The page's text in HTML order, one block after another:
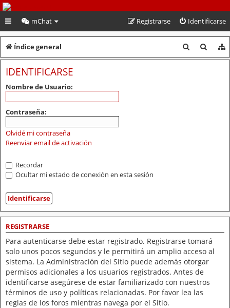
PeruVoley.com
mChat Identificarse
Registrarse
Índice general
u
u
IDENTIFICARSE
Nombre de Usuario:
Contraseña:
Olvidé mi contraseña
Reenviar email de activación
Recordar
Ocultar mi estado de conexión en esta sesión
REGISTRARSE
Para autenticarse debe estar registrado. Registrarse tomará
solo unos pocos segundos y le permitirá un amplio acceso al
sistema. La Administración del Sitio puede además otorgar
permisos adicionales a los usuarios registrados. Antes de
identificarse asegúrese de estar familiarizado con nuestros
términos de uso y políticas relacionadas. Por favor lea las
reglas de los foros mientras navega por el Sitio.